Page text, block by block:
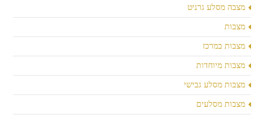
מצבה מסלע גרניט
מצבות
מצבות במרכז
מצבות מיוחדות
מצבות מסלע גבישי
מצבות מסלעים